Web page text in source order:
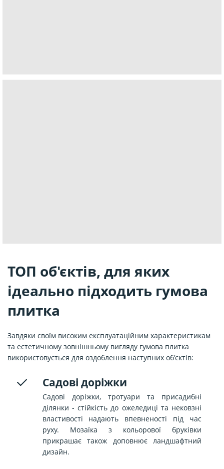
ТОП об'єктів, для яких
ідеально підходить гумова
плитка
Завдяки своїм високим експлуатаційним характеристикам
та естетичному зовнішньому вигляду гумова плитка
використовується для оздоблення наступних об'єктів:
Садові доріжки
Садові доріжки, тротуари та присадибні
ділянки - стійкість до ожеледиці та нековзні
властивості надають впевненості під час
руху. Мозаїка з кольорової бруківки
прикрашає також доповнює ландшафтний
дизайн.